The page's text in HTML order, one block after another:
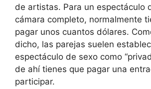
de artistas. Para un espectáculo
cámara completo, normalmente
pagar unos cuantos dólares.
dicho, las parejas suelen
espectáculo de sexo como
de ahí tienes que pagar una
participar.